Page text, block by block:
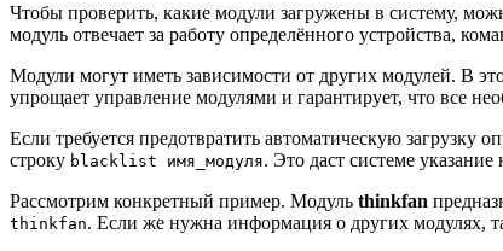
Чтобы проверить, какие модули загружены в систему,
модуль отвечает за работу определённого устройства,
Модули могут иметь зависимости от других модулей. В
упрощает управление модулями и гарантирует, что все
Если требуется предотвратить автоматическую
строку blacklist имя_модуля. Это даст системе
Рассмотрим конкретный пример. Модуль thinkfan
thinkfan. Если же нужна информация о других модулях,